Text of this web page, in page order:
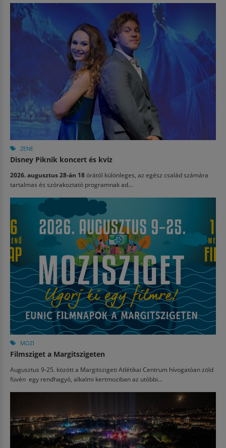
ZENE
Disney Piknik koncert és kvíz
2026. augusztus 28-án 18órától különleges, az egész család számára
tartalmas és szórakoztató programnak ad...
MOZI
Filmsziget a Margitszigeten
Augusztus 9-25. között a Margitszigeti Atlétikai Centrum hívogatóan zöld
füvén egy rendhagyó, alkalmi kertmoziban az utóbbi...